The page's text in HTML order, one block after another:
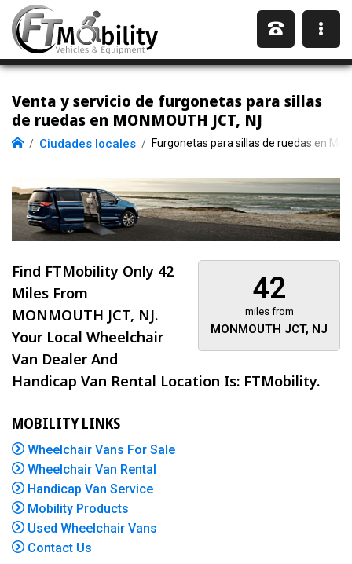
Venta y servicio de furgonetas para sillas
de ruedas en MONMOUTH JCT, NJ
Ciudades locales Furgonetas para sillas de ruedas en
42
miles from
MONMOUTH JCT, NJ
Find FTMobility Only 42
Miles From
MONMOUTH JCT, NJ.
Your Local Wheelchair
Van Dealer And
Handicap Van Rental Location Is: FTMobility.
MOBILITY LINKS
Wheelchair Vans For Sale
Wheelchair Van Rental
Handicap Van Service
Mobility Products
Used Wheelchair Vans
Contact Us